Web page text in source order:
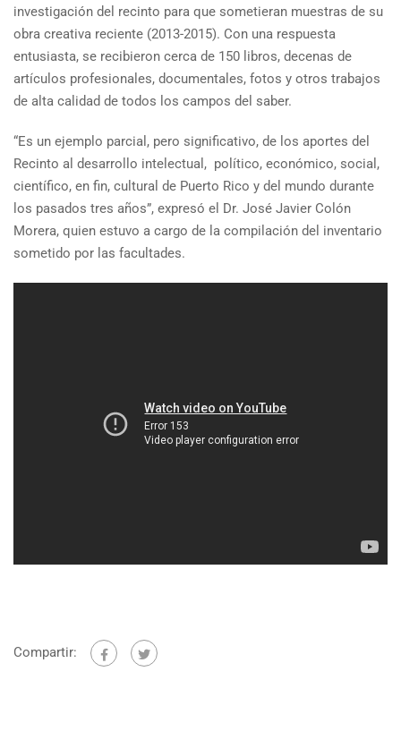
investigación del recinto para que sometieran muestras de su
obra creativa reciente (2013-2015). Con una respuesta
entusiasta, se recibieron cerca de 150 libros, decenas de
artículos profesionales, documentales, fotos y otros trabajos
de alta calidad de todos los campos del saber.
“Es un ejemplo parcial, pero significativo, de los aportes del
Recinto al desarrollo intelectual, político, económico, social,
científico, en fin, cultural de Puerto Rico y del mundo durante
los pasados tres años”, expresó el Dr. José Javier Colón
Morera, quien estuvo a cargo de la compilación del inventario
sometido por las facultades.
Compartir: